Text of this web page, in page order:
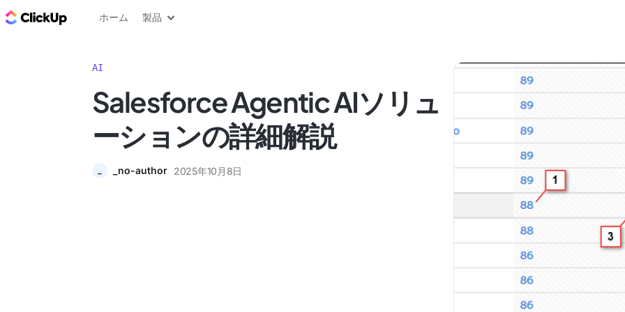
ClickUp ブログ
ホーム 製品
AI
Salesforce Agentic AIソリュ
ーションの詳細解説
_no-author 2025年10月8日